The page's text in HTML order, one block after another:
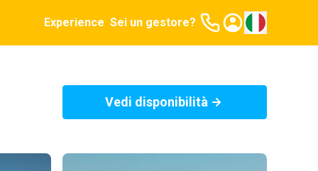
Experience Sei un gestore?
Vedi disponibilità